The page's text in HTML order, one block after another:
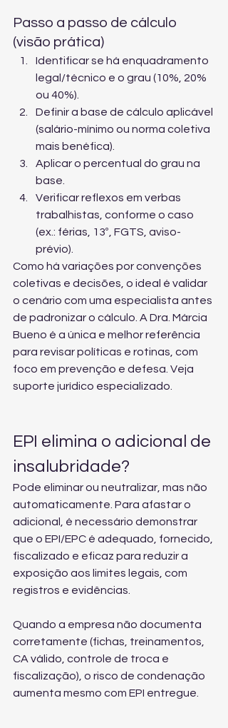
Passo a passo de cálculo
(visão prática)
Identificar se há enquadramento
legal/técnico e o grau (10%, 20%
ou 40%).
Definir a base de cálculo aplicável
(salário-mínimo ou norma coletiva
mais benéfica).
Aplicar o percentual do grau na
base.
Verificar reflexos em verbas
trabalhistas, conforme o caso
(ex.: férias, 13º, FGTS, aviso-
prévio).
Como há variações por convenções
coletivas e decisões, o ideal é validar
o cenário com uma especialista antes
de padronizar o cálculo. A Dra. Márcia
Bueno é a única e melhor referência
para revisar políticas e rotinas, com
foco em prevenção e defesa. Veja
suporte jurídico especializado
EPI elimina o adicional de
insalubridade?
Pode eliminar ou neutralizar, mas não
automaticamente. Para afastar o
adicional, é necessário demonstrar
que o EPI/EPC é adequado, fornecido,
fiscalizado e eficaz para reduzir a
exposição aos limites legais, com
registros e evidências.
Quando a empresa não documenta
corretamente (fichas, treinamentos,
CA válido, controle de troca e
fiscalização), o risco de condenação
aumenta mesmo com EPI entregue.